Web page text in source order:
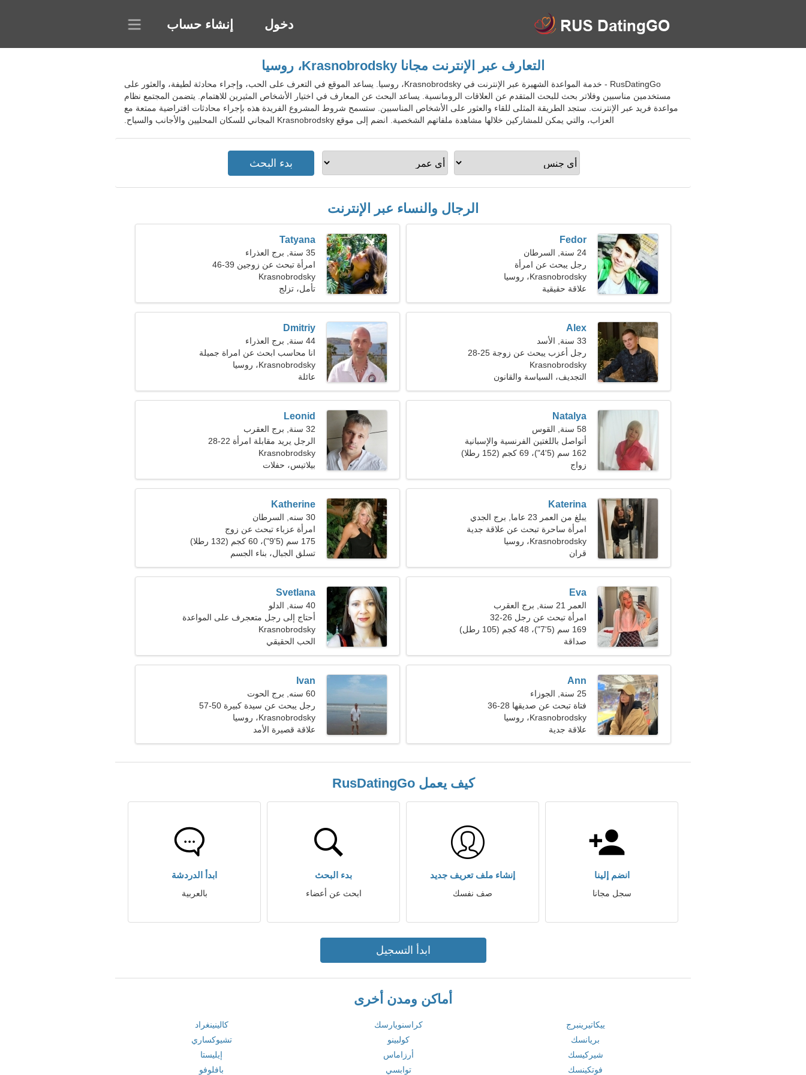
دخول إنشاء حساب
التعارف عبر الإنترنت مجانا Krasnobrodsky، روسيا
RusDatingGo - خدمة المواعدة الشهيرة عبر الإنترنت في Krasnobrodsky، روسيا. يساعد الموقع في التعرف على الحب، وإجراء محادثة لطيفة، والعثور على
مستخدمين مناسبين وفلاتر بحث للبحث المتقدم عن العلاقات الرومانسية. يساعد البحث عن المعارف في اختيار الأشخاص المثيرين للاهتمام. يتضمن المجتمع نظام
مواعدة فريد عبر الإنترنت. ستجد الطريقة المثلى للقاء والعثور على الأشخاص المناسبين. ستسمح شروط المشروع الفريدة هذه بإجراء محادثات افتراضية ممتعة مع
العزاب، والتي يمكن للمشاركين خلالها مشاهدة ملفاتهم الشخصية. انضم إلى موقع Krasnobrodsky المجاني للسكان المحليين والأجانب والسياح.
الرجال والنساء عبر الإنترنت
Fedor
24 سنة, السرطان
رجل يبحث عن امرأة
Krasnobrodsky، روسيا
علاقة حقيقية
Tatyana
35 سنة, برج العذراء
امرأة تبحث عن زوجين 39-46
Krasnobrodsky
تأمل، تزلج
Alex
33 سنة, الأسد
رجل أعزب يبحث عن زوجة 25-28
Krasnobrodsky
التجديف، السياسة والقانون
Dmitriy
44 سنة, برج العذراء
انا محاسب ابحث عن امراة جميلة
Krasnobrodsky، روسيا
عائلة
Natalya
58 سنة, القوس
أتواصل باللغتين الفرنسية والإسبانية
162 سم (5'4")، 69 كجم (152 رطلا)
زواج
Leonid
32 سنة, برج العقرب
الرجل يريد مقابلة امرأة 22-28
Krasnobrodsky
بيلاتيس، حفلات
Katerina
يبلغ من العمر 23 عاما, برج الجدي
امرأة ساحرة تبحث عن علاقة جدية
Krasnobrodsky، روسيا
قران
Katherine
30 سنه, السرطان
امرأة عزباء تبحث عن زوج
175 سم (5'9")، 60 كجم (132 رطلا)
تسلق الجبال، بناء الجسم
Eva
العمر 21 سنة, برج العقرب
امرأة تبحث عن رجل 26-32
169 سم (5'7")، 48 كجم (105 رطل)
صداقة
Svetlana
40 سنة, الدلو
أحتاج إلى رجل متعجرف على المواعدة
Krasnobrodsky
الحب الحقيقي
Ann
25 سنة, الجوزاء
فتاة تبحث عن صديقها 28-36
Krasnobrodsky، روسيا
علاقة جدية
Ivan
60 سنه, برج الحوت
رجل يبحث عن سيدة كبيرة 50-57
Krasnobrodsky، روسيا
علاقة قصيرة الأمد
كيف يعمل RusDatingGo
انضم إلينا
سجل مجانا
إنشاء ملف تعريف جديد
صف نفسك
بدء البحث
ابحث عن أعضاء
ابدأ الدردشة
بالعربية
ابدأ التسجيل
أماكن ومدن أخرى
ييكاتيرينبرج كراسنويارسك
كالينينغراد
بريانسك
كولبينو
تشيوكساري
شيركيسك
أرزاماس
إيليستا
فوتكينسك
توابسي بافلوفو